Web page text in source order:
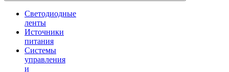
Светодиодные
ленты
Источники
питания
Системы
управления
и